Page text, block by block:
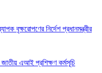
বৃক্ষরোপণের নির্দেশ প্রধানমন্ত্রীর
এআই প্রশিক্ষণ কর্মসূচি